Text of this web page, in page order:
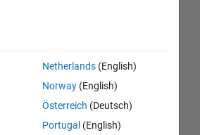
Netherlands(English)
Norway(English)
Österreich (Deutsch)
Portugal (English)